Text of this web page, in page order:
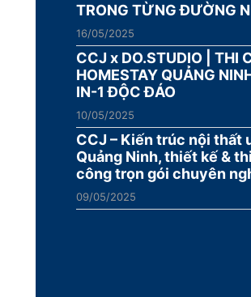
TRONG TỪNG ĐƯỜNG
16/05/2025
CCJ x DO.STUDIO | THI
HOMESTAY QUẢNG
IN-1 ĐỘC ĐÁO
10/05/2025
CCJ – Kiến trúc nội thất
Quảng Ninh, thiết kế & thi
công trọn gói chuyên
09/05/2025